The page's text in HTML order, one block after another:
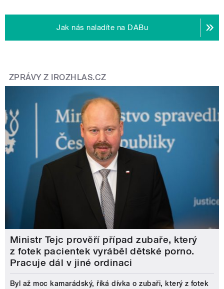
Jak nás naladíte na DABu
ZPRÁVY Z IROZHLAS.CZ
Ministr Tejc prověří případ zubaře, který
z fotek pacientek vyráběl dětské porno.
Pracuje dál v jiné ordinaci
Byl až moc kamarádský, říká dívka o zubaři, který z fotek